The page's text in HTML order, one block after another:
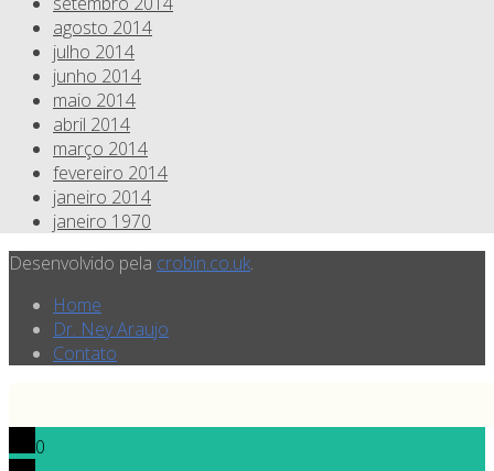
agosto 2014
julho 2014
junho 2014
maio 2014
abril 2014
março 2014
fevereiro 2014
janeiro 2014
janeiro 1970
Desenvolvido pela crobin.co.uk.
Home
Dr. Ney Araujo
Contato
0